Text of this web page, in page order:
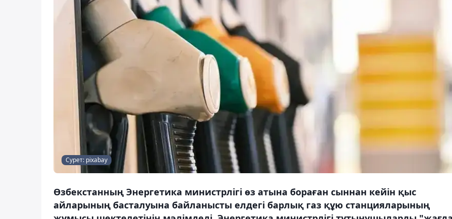
Сурет: pixabay
Өзбекстанның Энергетика министрлігі өз атына бораған сыннан кейін қыс
айларының басталуына байланысты елдегі барлық газ құю станцияларының